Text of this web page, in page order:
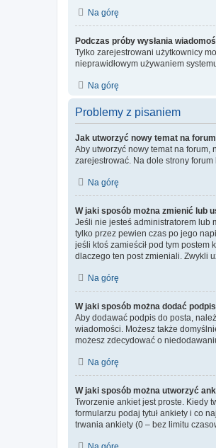
Na górę
Podczas próby wysłania
Tylko zarejestrowani użytkownicy
nieprawidłowym używaniem
Na górę
Problemy z pisaniem
Jak utworzyć nowy temat na
Aby utworzyć nowy temat na forum,
zarejestrować. Na dole strony
Na górę
W jaki sposób można zmienić lub
Jeśli nie jesteś administratorem lub
tylko przez pewien czas po jego
jeśli ktoś zamieścił pod tym postem
dlaczego ten post zmieniali. Zwykli
Na górę
W jaki sposób można dodać
Aby dodawać podpis do posta,
wiadomości. Możesz także
możesz zdecydować o
Na górę
W jaki sposób można utworzyć
Tworzenie ankiet jest proste. Kiedy
formularzu podaj tytuł ankiety i co
trwania ankiety (0 – bez limitu